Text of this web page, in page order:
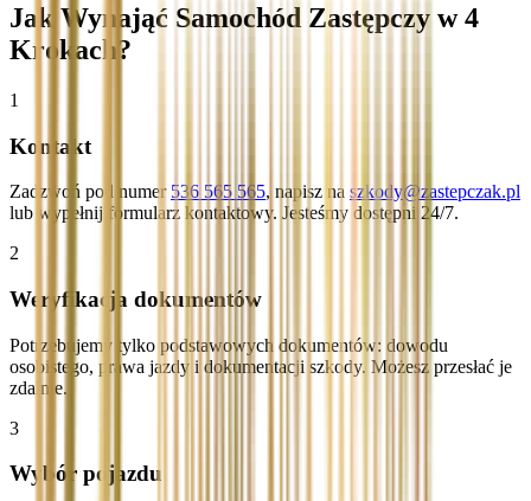
Jak Wynająć Samochód Zastępczy w 4
Krokach?
1
Kontakt
Zadzwoń pod numer 536 565 565, napisz na szkody@zastepczak.pl
lub wypełnij formularz kontaktowy. Jesteśmy dostępni 24/7.
2
Weryfikacja dokumentów
Potrzebujemy tylko podstawowych dokumentów: dowodu
osobistego, prawa jazdy i dokumentacji szkody. Możesz przesłać je
zdalnie.
3
Wybór pojazdu